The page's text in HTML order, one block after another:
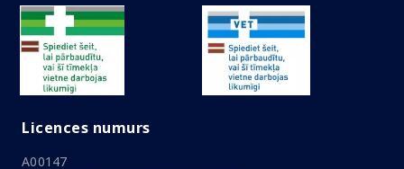
Licences numurs
A00147